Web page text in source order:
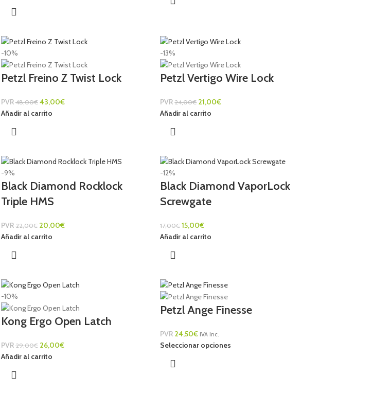
-10%
Petzl Freino Z Twist Lock
PVR 48,00€ 43,00€
Añadir al carrito
-13%
Petzl Vertigo Wire Lock
PVR 24,00€ 21,00€
Añadir al carrito
-9%
Black Diamond Rocklock
Triple HMS
PVR 22,00€ 20,00€
Añadir al carrito
-12%
Black Diamond VaporLock
Screwgate
17,00€ 15,00€
Añadir al carrito
-10%
Kong Ergo Open Latch
PVR 29,00€ 26,00€
Añadir al carrito
Petzl Ange Finesse
PVR 24,50€ IVA Inc.
Seleccionar opciones